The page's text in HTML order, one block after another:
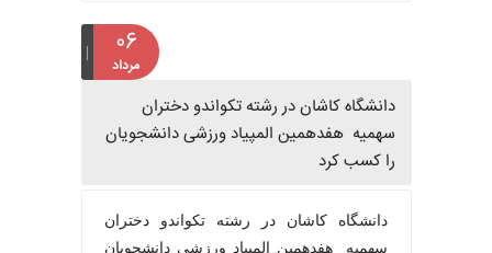
۰۶
مرداد
دانشگاه کاشان در رشته تکواندو دختران
سهمیه هفدهمین المپیاد ورزشی دانشجویان
را کسب کرد
دانشگاه کاشان در رشته تکواندو دختران
سهمیه هفدهمین المپیاد ورزشی دانشجویان